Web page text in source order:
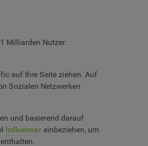
Milliarden Nutzer.
auf Ihre Seite ziehen. Auf
Sozialen Netzwerken
und basierend darauf
Influencer einbeziehen, um